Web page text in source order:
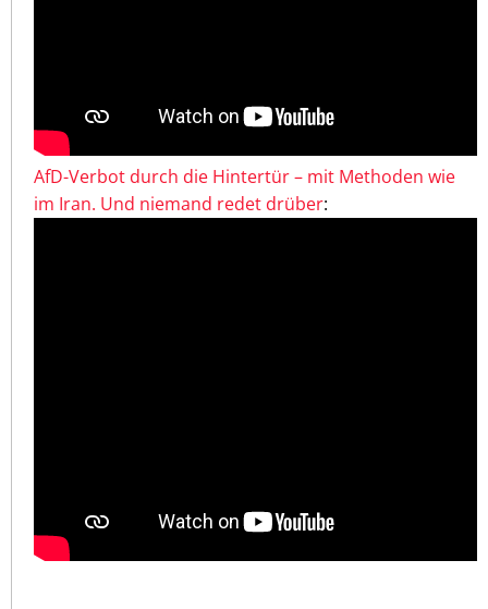
AfD-Verbot durch die Hintertür – mit Methoden wie
im Iran. Und niemand redet drüber: